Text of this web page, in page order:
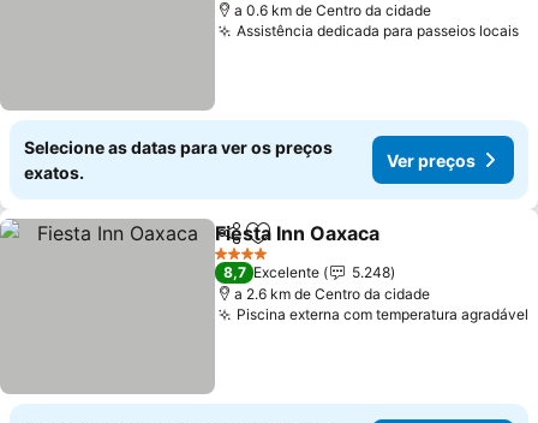
a 0.6 km de Centro da cidade
Assistência dedicada para passeios locais
Selecione as datas para ver os preços
exatos.
Ver preços
PartilharAdicionar aos favoritos
Fiesta Inn Oaxaca
4 Estrelas
8,7 Excelente
5.248
a 2.6 km de Centro da cidade
Piscina externa com temperatura agradável